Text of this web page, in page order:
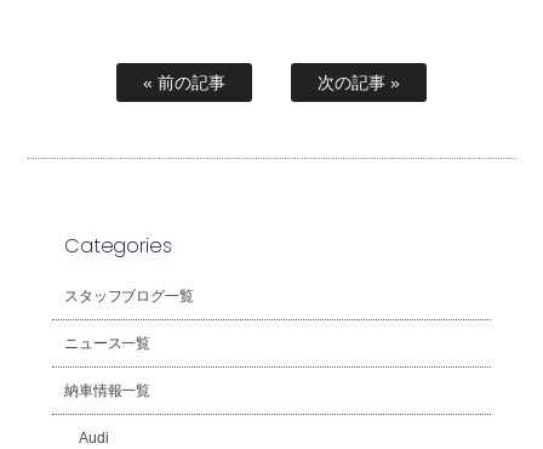
« 前の記事 次の記事 »
Categories
スタッフブログ一覧
ニュース一覧
納車情報一覧
Audi